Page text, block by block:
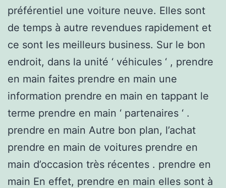
préférentiel une voiture neuve. Elles sont
de temps à autre revendues rapidement et
ce sont les meilleurs business. Sur le bon
endroit, dans la unité ‘ véhicules ‘ , prendre
en main faites prendre en main une
information prendre en main en tappant le
terme prendre en main ‘ partenaires ‘ .
prendre en main Autre bon plan, l’achat
prendre en main de voitures prendre en
main d’occasion très récentes . prendre en
main En effet, prendre en main elles sont à